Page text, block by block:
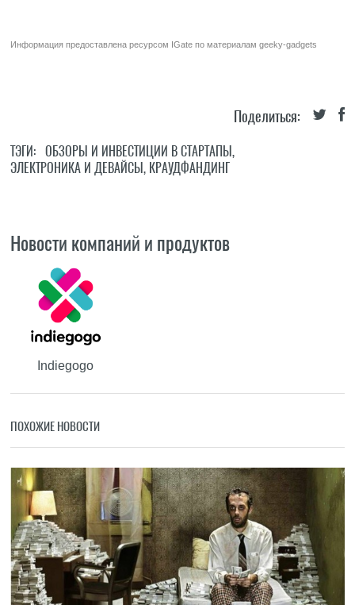
Информация предоставлена ресурсом IGate по материаламgeeky-gadgets
Поделиться:
ТЭГИ: ОБЗОРЫ И ИНВЕСТИЦИИ В СТАРТАПЫ,
ЭЛЕКТРОНИКА И ДЕВАЙСЫ, КРАУДФАНДИНГ
Новости компаний и продуктов
Indiegogo
ПОХОЖИЕ НОВОСТИ